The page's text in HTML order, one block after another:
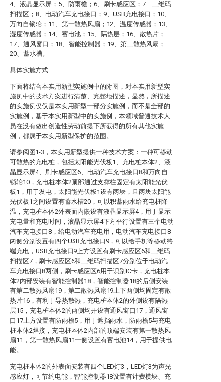
4、液晶显示屏；5、防雨檐；6、刷卡感应区；7、二维码
扫描区；8、电动汽车充电接口；9、USB充电接口；10、
万向自锁轮；11、第一散热风扇；12、温度传感器；13、
湿度传感器；14、蓄电池；15、隔热层；16、散热片；
17、通风窗口；18、智能控制器；19、第二散热风扇；
20、蓄水槽。
具体实施方式
下面将结合本实用新型实施例中的附图，对本实用新型实
施例中的技术方案进行清楚、完整地描述，显然，所描述
的实施例仅仅是本实用新型一部分实施例，而不是全部的
实施例，基于本实用新型中的实施例，本领域普通技术人
员在没有做出创造性劳动前提下所获得的所有其他实施
例，都属于本实用新型保护的范围。
请参阅图1-3，本实用新型提供一种技术方案：一种可移动
可散热的充电桩，包括太阳能光伏板1、充电桩本体2、液
晶显示屏4、刷卡感应区6、电动汽车充电接口8和万向自
锁轮10，充电桩本体2顶部通过支撑柱固定有太阳能光伏
板1，用于发电，太阳能光伏板1设有两块，且两块太阳能
光伏板1之间设置有蓄水槽20，可以积蓄雨水给充电桩降
温，充电桩本体2外表面内嵌设有液晶显示屏4，用于显示
充电量和充电时间，液晶显示屏4下方平行设置有三个电动
汽车充电接口8，给电动汽车充电用，电动汽车充电接口8
两侧分别设置有四个USB充电接口9，可以给手机等移动终
端充电，USB充电接口9上方设置有刷卡感应区6和二维码
扫描区7，刷卡感应区6和二维码扫描区7分别位于电动汽
车充电接口8两侧，刷卡感应区6用于识别IC卡，充电桩本
体2内部安装有智能控制器18，智能控制器18的后侧安装
有第二散热风扇19，第二散热风扇19上下两侧均固定有散
热片16，有利于导热散热，充电桩本体2的外侧设有隔热
层15，充电桩本体2的两侧均开设有通风窗口17，通风窗
口17上方设置有防雨檐5，用于遮挡雨水，防雨檐5与充电
桩本体2焊接，充电桩本体2内部的顶端安装有第一散热风
扇11，第一散热风扇11一侧设置有蓄电池14，用于提供电
能。
充电桩本体2的外表面安装有四个LED灯3，LED灯3为声光
感应灯，可节约电能，智能控制器18设置有计费模块、充